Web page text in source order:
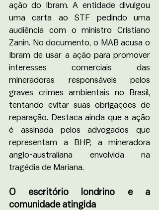
ação do Ibram. A entidade divulgou
uma carta ao STF pedindo uma
audiência com o ministro Cristiano
Zanin. No documento, o MAB acusa o
Ibram de usar a ação para promover
interesses comerciais das
mineradoras responsáveis pelos
graves crimes ambientais no Brasil,
tentando evitar suas obrigações de
reparação. Destaca ainda que a ação
é assinada pelos advogados que
representam a BHP, a mineradora
anglo-australiana envolvida na
tragédia de Mariana.
O escritório londrino e a
comunidade atingida